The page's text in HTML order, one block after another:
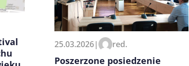
moje dane w tej przeglądarce podczas pisania
komentarzy.
25.03.2026| red.
Poszerzone posiedzenie